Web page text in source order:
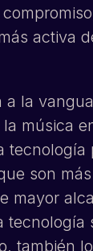
activa
a la
música
tecnología
son
mayor
tecnología
también